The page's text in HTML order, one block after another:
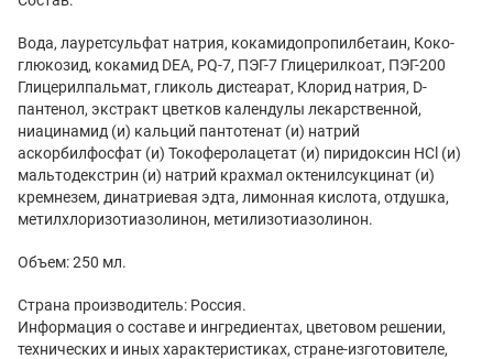
Вода, лауретсульфат натрия, кокамидопропилбетаин, Коко-
глюкозид, кокамид DEA, PQ-7, ПЭГ-7 Глицерилкоат, ПЭГ-200
Глицерилпальмат, гликоль дистеарат, Клорид натрия, D-
пантенол, экстракт цветков календулы лекарственной,
ниацинамид (и) кальций пантотенат (и) натрий
аскорбилфосфат (и) Токоферолацетат (и) пиридоксин HCl (и)
мальтодекстрин (и) натрий крахмал октенилсукцинат (и)
кремнезем, динатриевая эдта, лимонная кислота, отдушка,
метилхлоризотиазолинон, метилизотиазолинон.
Объем: 250 мл.
Страна производитель: Россия.
Информация о составе и ингредиентах, цветовом решении,
технических и иных характеристиках, стране-изготовителе,